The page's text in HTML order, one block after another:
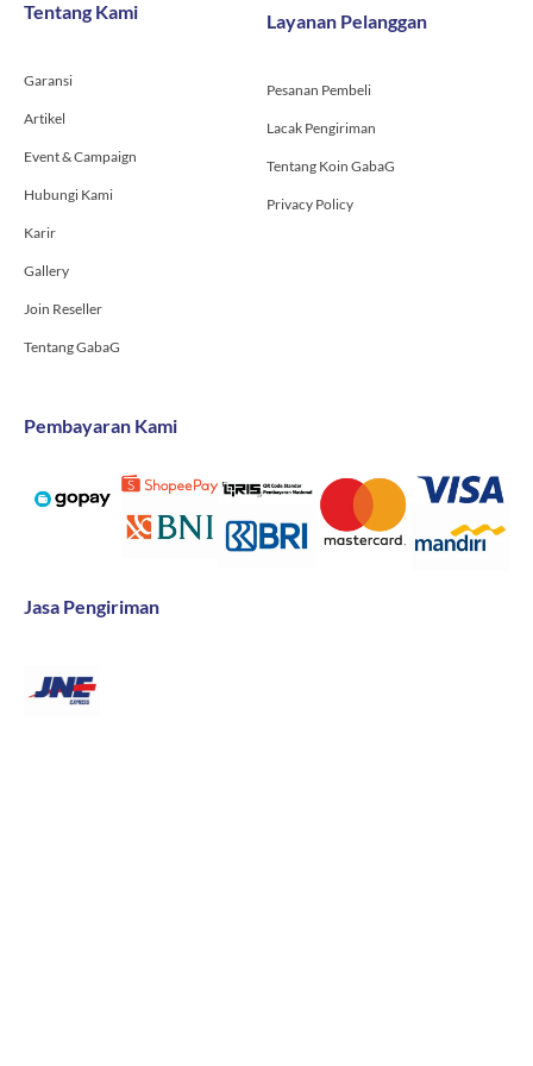
o
f
r
Tentang Kami
Garansi
Artikel
Event & Campaign
Hubungi Kami
Karir
Gallery
Join Reseller
Tentang GabaG
Layanan Pelanggan
Pesanan Pembeli
Lacak Pengiriman
Tentang Koin GabaG
Privacy Policy
Pembayaran Kami
Jasa Pengiriman